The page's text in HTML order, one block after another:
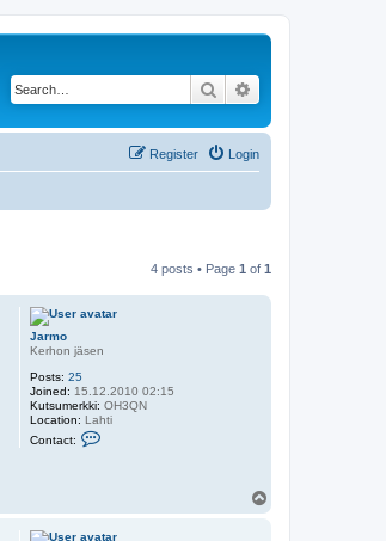
Search
Login
Register
4 posts • Page 1 of 1
Jarmo
Kerhon jäsen
Posts: 25
Joined: 15.12.2010 02:15
Kutsumerkki: OH3QN
Location: Lahti
Contact:
J